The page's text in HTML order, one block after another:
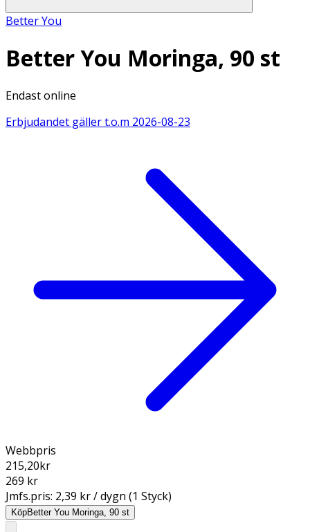
Better You
Better You Moringa, 90 st
Endast online
Erbjudandet gäller t.o.m 2026-08-23
Webbpris
215,20kr
269 kr
Jmfs.pris: 2,39 kr / dygn (1 Styck)
KöpBetter You Moringa, 90 st